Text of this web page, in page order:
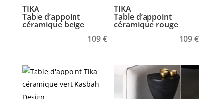
TIKA
Table d’appoint
céramique beige
109€
TIKA
Table d’appoint
céramique rouge
109€